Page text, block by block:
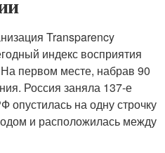
Transparency
индекс восприятия
первом месте, набрав 90
Россия заняла 137-е
опустилась на одну строчку
и расположилась между